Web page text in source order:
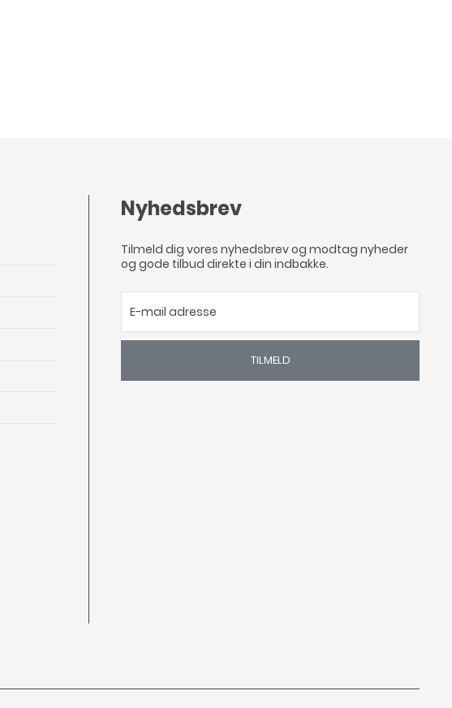
Nyhedsbrev
Tilmeld dig vores nyhedsbrev og modtag nyheder
og gode tilbud direkte i din indbakke.
TILMELD